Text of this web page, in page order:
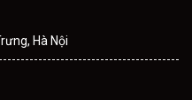
Hà Nội